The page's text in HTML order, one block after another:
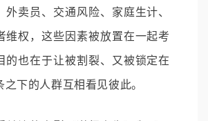
外卖员、交通风险、家庭生计、
维权，这些因素被放置在一起考
的也在于让被割裂、又被锁定在
之下的人群互相看见彼此。